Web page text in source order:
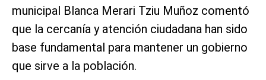
municipal Blanca Merari Tziu Muñoz comentó
que la cercanía y atención ciudadana han sido
base fundamental para mantener un gobierno
que sirve a la población.